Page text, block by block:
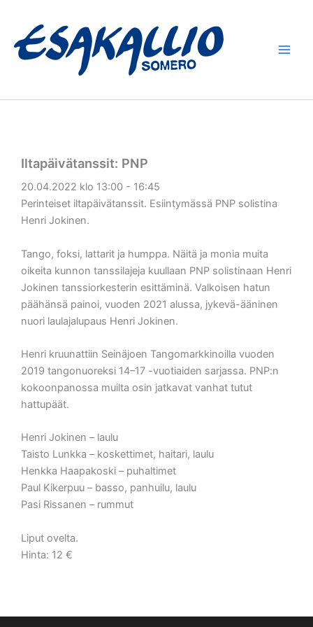
sisältöön
Iltapäivätanssit: PNP
20.04.2022 klo 13:00 - 16:45
Perinteiset iltapäivätanssit. Esiintymässä PNP solistina
Henri Jokinen.
Tango, foksi, lattarit ja humppa. Näitä ja monia muita
oikeita kunnon tanssilajeja kuullaan PNP solistinaan Henri
Jokinen tanssiorkesterin esittäminä. Valkoisen hatun
päähänsä painoi, vuoden 2021 alussa, jykevä-ääninen
nuori laulajalupaus Henri Jokinen.
Henri kruunattiin Seinäjoen Tangomarkkinoilla vuoden
2019 tangonuoreksi 14–17 -vuotiaiden sarjassa. PNP:n
kokoonpanossa muilta osin jatkavat vanhat tutut
hattupäät.
Henri Jokinen – laulu
Taisto Lunkka – koskettimet, haitari, laulu
Henkka Haapakoski – puhaltimet
Paul Kikerpuu – basso, panhuilu, laulu
Pasi Rissanen – rummut
Liput ovelta.
Hinta: 12 €